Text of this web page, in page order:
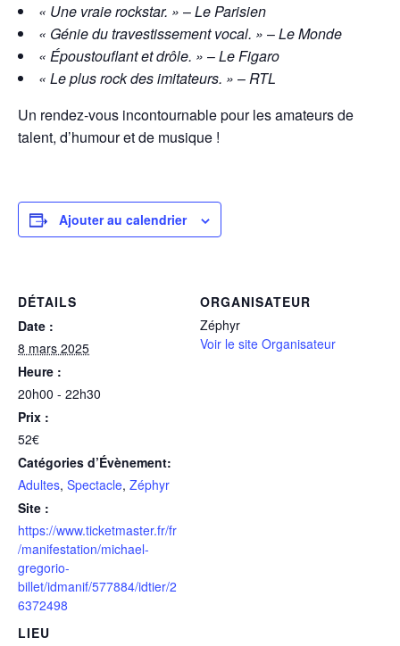
« Une vraie rockstar. » –Le Parisien
« Génie du travestissement vocal. » –Le Monde
« Époustouflant et drôle. » –Le Figaro
« Le plus rock des imitateurs. » –RTL
Un rendez-vous incontournable pour les amateurs de
talent, d’humour et de musique !
Ajouter au calendrier
DÉTAILS
Date :
8 mars 2025
Heure :
20h00 - 22h30
Prix :
52€
Catégories d’Évènement:
Adultes, Spectacle, Zéphyr
Site :
https://www.ticketmaster.fr/fr
/manifestation/michael-
gregorio-
billet/idmanif/577884/idtier/2
6372498
LIEU
ORGANISATEUR
Zéphyr
Voir le site Organisateur